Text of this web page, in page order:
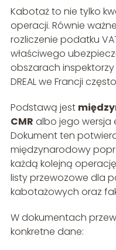
Kabotaż to nie tylko
operacji. Równie
rozliczenie podatku
właściwego
obszarach inspektorzy
DREAL we Francji
Podstawą jest
CMR albo jego wersja
Dokument ten
międzynarodowy
każdą kolejną
listy przewozowe dla
kabotażowych oraz
W dokumentach
konkretne dane: